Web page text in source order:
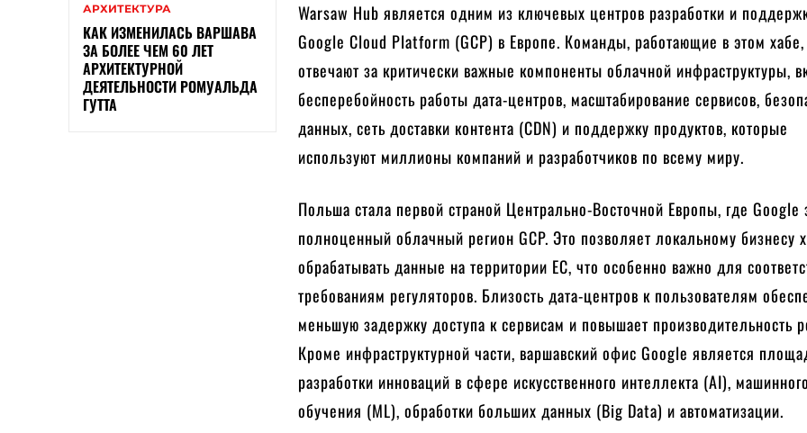
АРХИТЕКТУРА
КАК ИЗМЕНИЛАСЬ ВАРШАВА
ЗА БОЛЕЕ ЧЕМ 60 ЛЕТ
АРХИТЕКТУРНОЙ
ДЕЯТЕЛЬНОСТИ РОМУАЛЬДА
ГУТТА
Warsaw Hub является одним из ключевых центров разработки и
Google Cloud Platform (GCP) в Европе. Команды, работающие в этом хабе,
отвечают за критически важные компоненты облачной инфраструктуры,
бесперебойность работы дата-центров, масштабирование сервисов,
данных, сеть доставки контента (CDN) и поддержку продуктов, которые
используют миллионы компаний и разработчиков по всему миру.
Польша стала первой страной Центрально-Восточной Европы, где Google
полноценный облачный регион GCP. Это позволяет локальному бизнесу
обрабатывать данные на территории ЕС, что особенно важно для
требованиям регуляторов. Близость дата-центров к пользователям
меньшую задержку доступа к сервисам и повышает производительность
Кроме инфраструктурной части, варшавский офис Google является
разработки инноваций в сфере искусственного интеллекта (AI), машинного
обучения (ML), обработки больших данных (Big Data) и автоматизации.